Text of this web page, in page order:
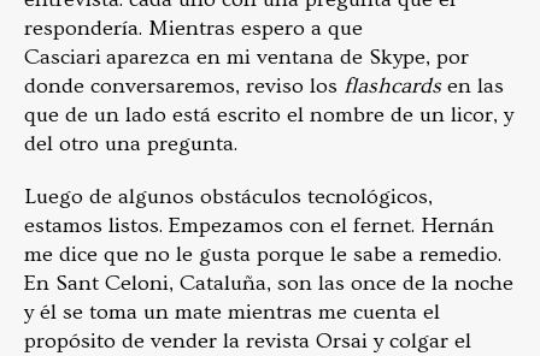
respondería. Mientras espero a que
Casciari aparezca en mi ventana de Skype, por
donde conversaremos, reviso los flashcards en las
que de un lado está escrito el nombre de un licor, y
del otro una pregunta.
Luego de algunos obstáculos tecnológicos,
estamos listos. Empezamos con el fernet. Hernán
me dice que no le gusta porque le sabe a remedio.
En Sant Celoni, Cataluña, son las once de la noche
y él se toma un mate mientras me cuenta el
propósito de vender la revista Orsai y colgar el